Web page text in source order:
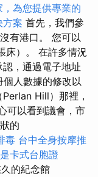
為您提供專業的
方案 首先，我們參
有港口。 您可以
床）。 在許多情況
，通過電子地址
個人數據的修改以
Hill）那裡，
可以看到議會，市
的
毒 台中全身按摩推
卡式台胞證
的紀念館